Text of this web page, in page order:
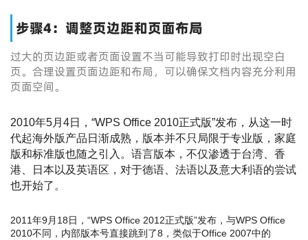
步骤4：调整页边距和页面布局
过大的页边距或者页面设置不当可能导致打印时出现空白
页。合理设置页面边距和布局，可以确保文档内容充分利用
页面空间。
2010年5月4日，“WPS Office 2010正式版”发布，从这一时
代起海外版产品日渐成熟，版本并不只局限于专业版，家庭
版和标准版也随之引入。语言版本，不仅渗透于台湾、香
港、日本以及英语区，对于德语、法语以及意大利语的尝试
也开始了。
2011年9月18日，“WPS Office 2012正式版”发布，与WPS Office
2010不同，内部版本号直接跳到了8，类似于Office 2007中的